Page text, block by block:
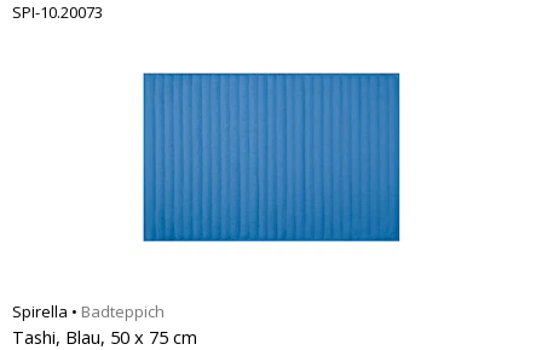
SPI-10.20073
Spirella • Badteppich
Tashi, Blau, 50 x 75 cm